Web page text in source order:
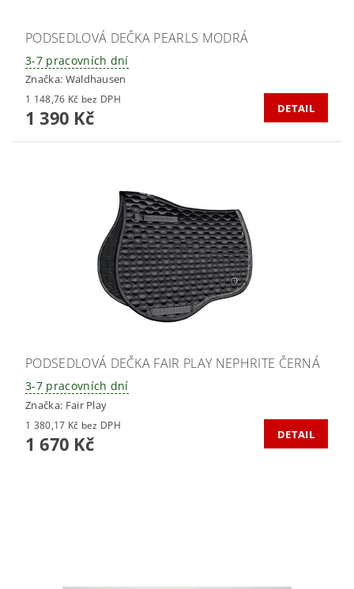
PODSEDLOVÁ DEČKA PEARLS MODRÁ
3-7 pracovních dní
Značka: Waldhausen
1 148,76 Kč bez DPH
1 390 Kč DETAIL
PODSEDLOVÁ DEČKA FAIR PLAY NEPHRITE ČERNÁ
3-7 pracovních dní
Značka: Fair Play
1 380,17 Kč bez DPH
1 670 Kč DETAIL